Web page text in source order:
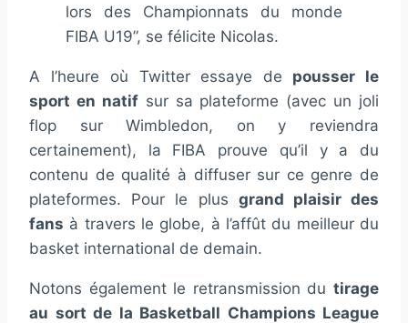
lors des Championnats du monde
FIBA U19”, se félicite Nicolas.
A l’heure où Twitter essaye de pousser le
sport en natifsur sa plateforme (avec un joli
flop sur Wimbledon, on y reviendra
certainement), la FIBA prouve qu’il y a du
contenu de qualité à diffuser sur ce genre de
plateformes. Pour le plus grand plaisir des
fans à travers le globe, à l’affût du meilleur du
basket international de demain.
Notons également le retransmission du tirage
au sort de la Basketball Champions League